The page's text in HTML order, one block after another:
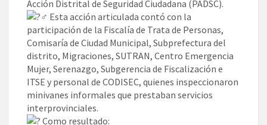
Acción Distrital de Seguridad Ciudadana (PADSC).
Esta acción articulada contó con la
participación de la Fiscalía de Trata de Personas,
Comisaría de Ciudad Municipal, Subprefectura del
distrito, Migraciones, SUTRAN, Centro Emergencia
Mujer, Serenazgo, Subgerencia de Fiscalización e
ITSE y personal de CODISEC, quienes inspeccionaron
minivanes informales que prestaban servicios
interprovinciales.
Como resultado: